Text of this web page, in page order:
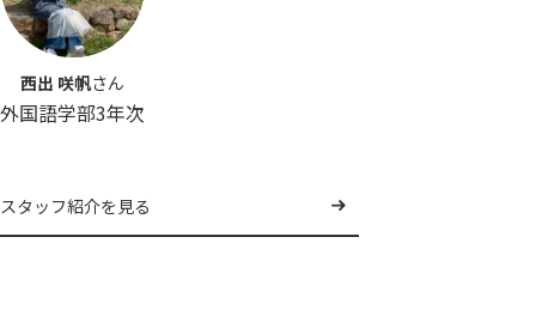
西出 咲帆さん
外国語学部3年次
スタッフ紹介を見る